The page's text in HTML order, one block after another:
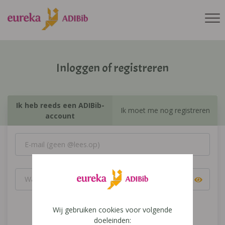
Inloggen of registreren
Ik heb reeds een ADIBib-
account
Ik moet me nog registreren
Inloggen
Wij gebruiken cookies voor volgende
doeleinden: